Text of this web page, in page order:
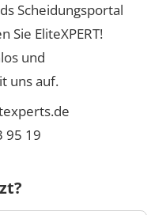
Scheidungsportal
Sie EliteXPERT!
und
uns auf.
95 19